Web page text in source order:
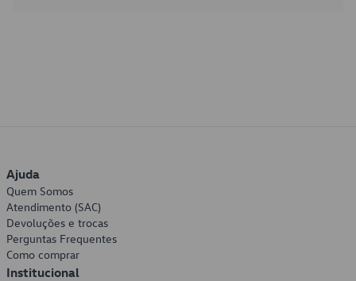
Ajuda
Quem Somos
Atendimento (SAC)
Devoluções e trocas
Perguntas Frequentes
Como comprar
Institucional